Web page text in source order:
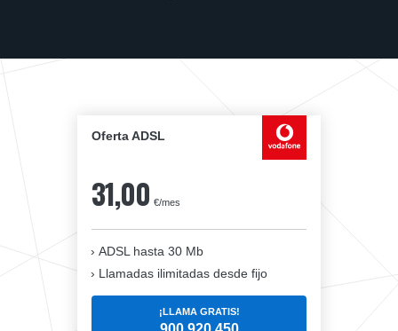
Oferta ADSL
31,00 €/mes
ADSL hasta 30 Mb
Llamadas ilimitadas desde fijo
¡LLAMA GRATIS!